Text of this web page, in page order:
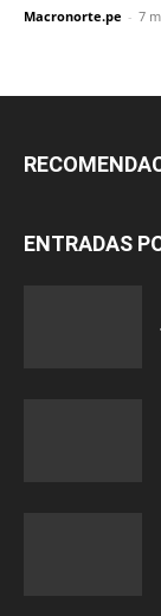
Macronorte.pe - 7
ENTRADAS